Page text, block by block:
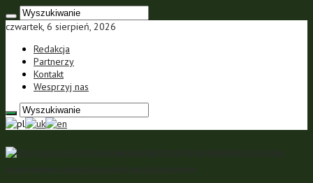
czwartek, 6 sierpień, 2026
Redakcja
Partnerzy
Kontakt
Wesprzyj nas